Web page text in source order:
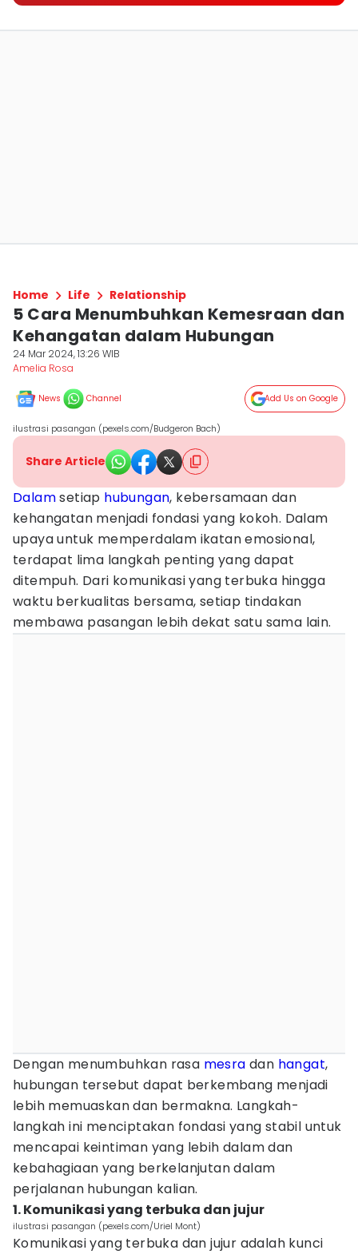
Home Life Relationship
5 Cara Menumbuhkan Kemesraan dan
Kehangatan dalam Hubungan
24 Mar 2024, 13:26 WIB
Amelia Rosa
News Channel Add Us on Google
ilustrasi pasangan (pexels.com/Budgeron Bach)
Share Article
Dalamsetiap hubungan, kebersamaan dan
kehangatan menjadi fondasi yang kokoh. Dalam
upaya untuk memperdalam ikatan emosional,
terdapat lima langkah penting yang dapat
ditempuh. Dari komunikasi yang terbuka hingga
waktu berkualitas bersama, setiap tindakan
membawa pasangan lebih dekat satu sama lain.
Dengan menumbuhkan rasa mesra dan hangat,
hubungan tersebut dapat berkembang menjadi
lebih memuaskan dan bermakna. Langkah-
langkah ini menciptakan fondasi yang stabil untuk
mencapai keintiman yang lebih dalam dan
kebahagiaan yang berkelanjutan dalam
perjalanan hubungan kalian.
1. Komunikasi yang terbuka dan jujur
ilustrasi pasangan (pexels.com/Uriel Mont)
Komunikasi yang terbuka dan jujur adalah kunci